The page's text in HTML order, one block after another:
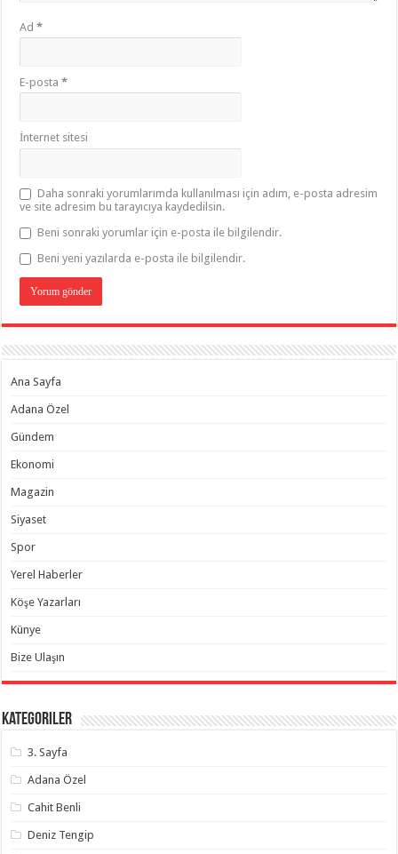
Ad*
E-posta*
İnternet sitesi
Daha sonraki yorumlarımda kullanılması için adım, e-posta adresim
ve site adresim bu tarayıcıya kaydedilsin.
Beni sonraki yorumlar için e-posta ile bilgilendir.
Beni yeni yazılarda e-posta ile bilgilendir.
Ana Sayfa
Adana Özel
Gündem
Ekonomi
Magazin
Siyaset
Spor
Yerel Haberler
Köşe Yazarları
Künye
Bize Ulaşın
Kategoriler
3. Sayfa
Adana Özel
Cahit Benli
Deniz Tengip